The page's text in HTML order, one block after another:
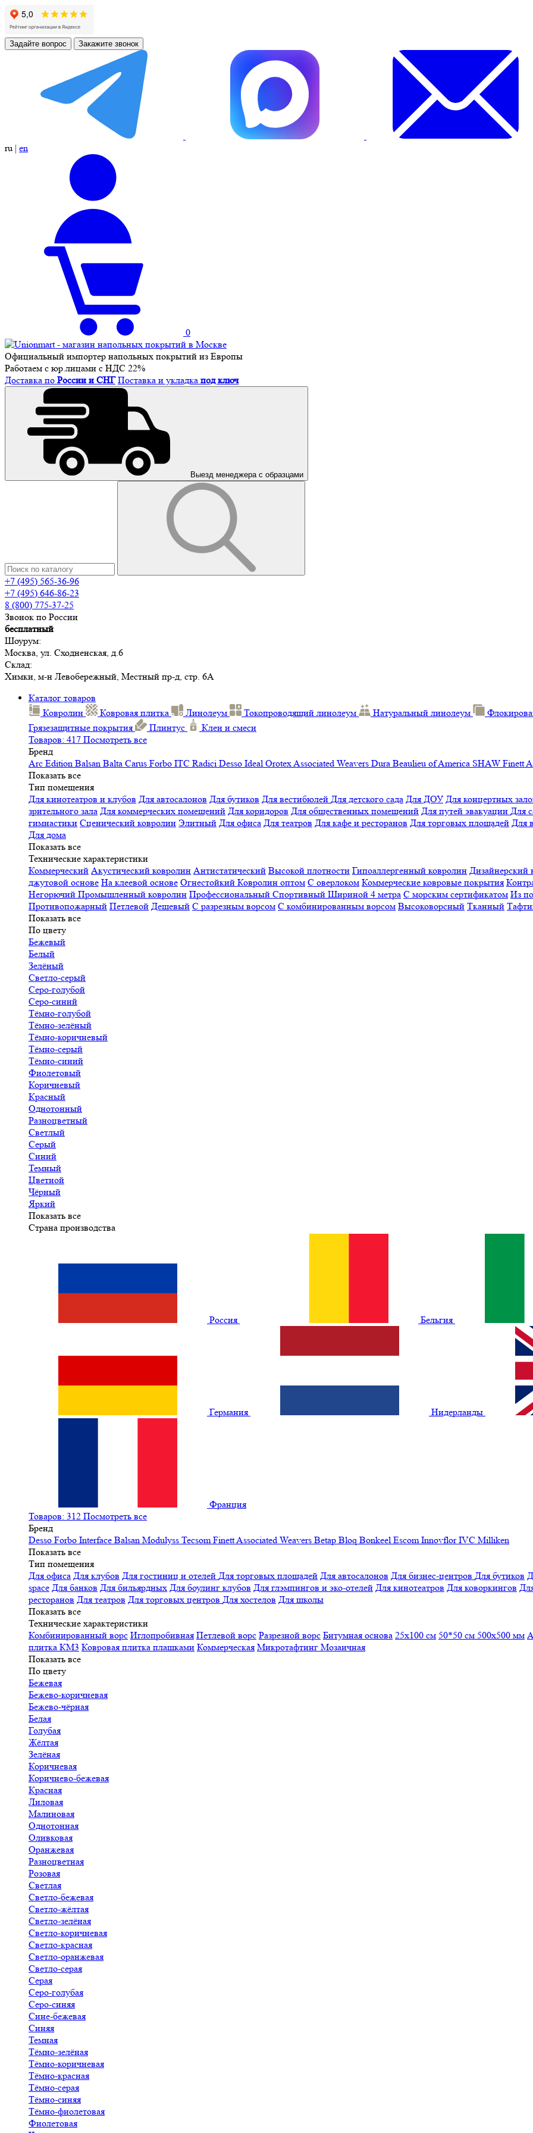
Задайте вопрос Закажите звонок
ru | en
0
Официальный импортер напольных покрытий из Европы
Работаем с юр.лицами с НДС 22%
Доставка по России и СНГ Поставка и укладка под ключ
Выезд менеджера с образцами
+7 (495) 565-36-96
+7 (495) 646-86-23
8 (800) 775-37-25
Звонок по России
бесплатный
Шоурум:
Москва, ул. Сходненская, д.6
Склад:
Химки, м-н Левобережный, Местный пр-д, стр. 6А
Каталог товаров
Ковролин
Ковровая плитка Линолеум Токопроводящий линолеум Натуральный линолеум
Грязезащитные покрытия
Плинтус
Клеи и смеси
Товаров: 417 Посмотреть все
Бренд
Arc Edition Balsan Balta Carus Forbo ITC Radici Desso Ideal OrotexAssociated Weavers Dura Beaulieu of America SHAW Finett
Показать все
Тип помещения
Для кинотеатров и клубов Для автосалонов Для бутиков Для вестибюлей Для детского сада Для ДОУ Для концертных
зрительного зала Для коммерческих помещений Для коридоров Для общественных помещений Для путей эвакуации Для
гимнастики Сценический ковролин Элитный Для офиса Для театров Для кафе и ресторанов Для торговых площадей Для
Для дома
Показать все
Технические характеристики
Коммерческий Акустический ковролин Антистатический Высокой плотности Гипоаллергенный ковролин Дизайнерский
джутовой основе На клеевой основе Огнестойкий Ковролин оптом С оверлоком Коммерческие ковровые покрытия
Негорючий Промышленный ковролин Профессиональный Спортивный Шириной 4 метра С морским сертификатом Из
Противопожарный Петлевой Дешевый С разрезным ворсом С комбинированным ворсом Высоковорсный Тканный
Показать все
По цвету
Бежевый
Белый
Зелёный
Светло-серый
Серо-голубой
Серо-синий
Тёмно-голубой
Тёмно-зелёный
Тёмно-коричневый
Тёмно-серый
Тёмно-синий
Фиолетовый
Коричневый
Красный
Однотонный
Разноцветный
Светлый
Серый
Синий
Темный
Цветной
Чёрный
Яркий
Показать все
Страна производства
Россия Бельгия
Германия Нидерланды
Франция
Товаров: 312 Посмотреть все
Бренд
Desso Forbo Interface Balsan Modulyss Tecsom FinettAssociated Weavers Betap Bloq Bonkeel Escom Innovflor IVC Milliken
Показать все
Тип помещения
Для офиса Для клубов Для гостиниц и отелей Для торговых площадей Для автосалонов Для бизнес-центров Для бутиков
space Для банков Для бильярдных Для боулинг клубов Для глэмпингов и эко-отелей Для кинотеатров Для коворкингов
ресторанов Для театров Для торговых центров Для хостелов Для школы
Показать все
Технические характеристики
Комбинированный ворс Иглопробивная Петлевой ворс Разрезной ворс Битумная основа 25x100 см 50*50 см 500х500 мм
плитка КМ3 Ковровая плитка плашками Коммерческая Микротафтинг Мозаичная
Показать все
По цвету
Бежевая
Бежево-коричневая
Бежево-чёрная
Белая
Голубая
Жёлтая
Зелёная
Коричневая
Коричнево-бежевая
Красная
Лиловая
Малиновая
Однотонная
Оливковая
Оранжевая
Разноцветная
Розовая
Светлая
Светло-бежевая
Светло-жёлтая
Светло-зелёная
Светло-коричневая
Светло-красная
Светло-оранжевая
Светло-серая
Серая
Серо-голубая
Серо-синяя
Сине-бежевая
Синяя
Темная
Тёмно-зелёная
Тёмно-коричневая
Тёмно-красная
Тёмно-серая
Тёмно-синяя
Тёмно-фиолетовая
Фиолетовая